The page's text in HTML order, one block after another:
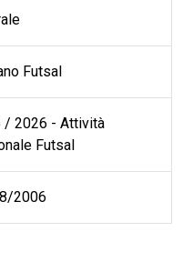
Futsal
/ 2026 - Attività
Futsal
2006